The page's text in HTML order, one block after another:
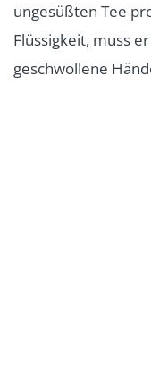
ungesüßten Tee
Flüssigkeit, muss
geschwollene